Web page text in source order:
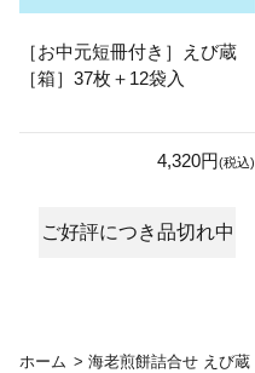
［お中元短冊付き］えび蔵
［箱］37枚＋12袋入
4,320円(税込)
ご好評につき品切れ中
ホーム > 海老煎餅詰合せ えび蔵